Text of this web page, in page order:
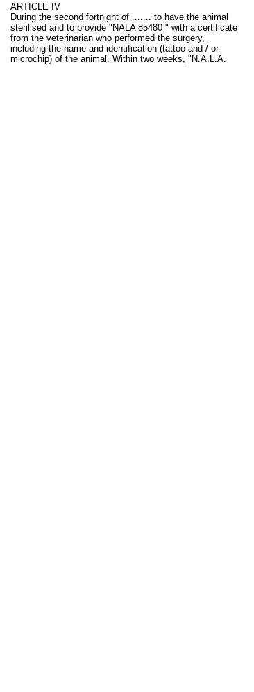
ARTICLE IV
During the second fortnight of ....... to have the animal
sterilised and to provide "NALA 85480 " with a certificate
from the veterinarian who performed the surgery,
including the name and identification (tattoo and / or
microchip) of the animal. Within two weeks, "N.A.L.A.